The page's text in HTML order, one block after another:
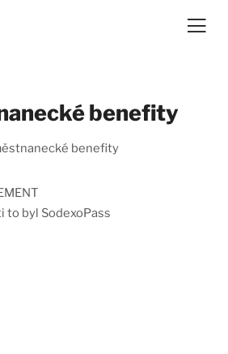
benefity
benefity
to byl SodexoPass